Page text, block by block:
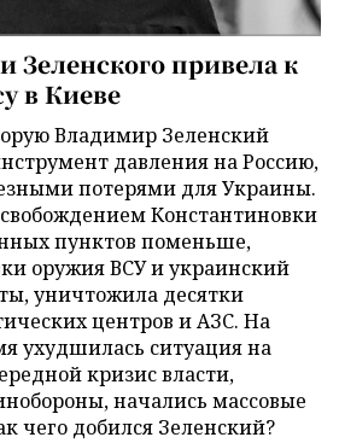
Зеленского привела к
в Киеве
Владимир Зеленский
давления на Россию,
потерями для Украины.
Константиновки
пунктов поменьше,
оружия ВСУ и украинский
уничтожила десятки
центров и АЗС. На
ухудшилась ситуация на
кризис власти,
начались массовые
чего добился Зеленский?